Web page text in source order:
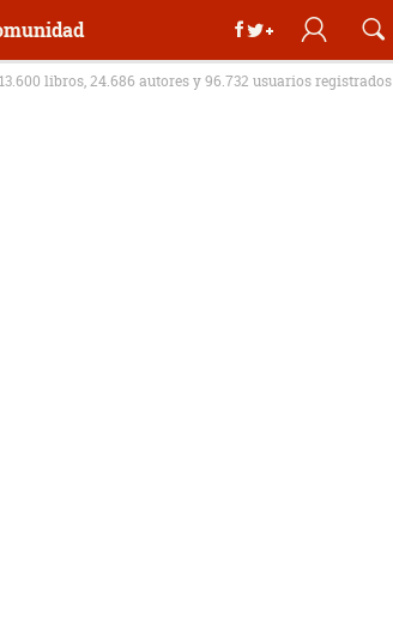
libros, 24.686 autores y 96.732 usuarios registrados